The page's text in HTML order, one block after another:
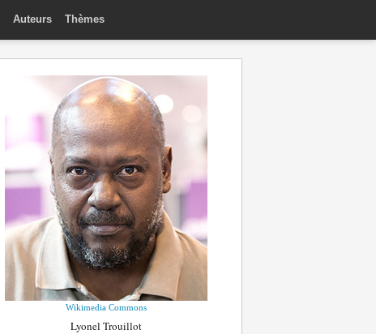
Auteurs Thèmes
Wikimedia Commons
Lyonel Trouillot